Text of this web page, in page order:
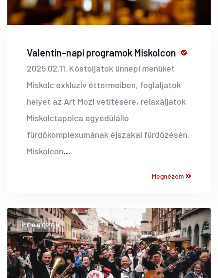
Valentin-napi programok Miskolcon
2025.02.11. Kóstoljatok ünnepi menüket
Miskolc exkluzív éttermeiben, foglaljatok
helyet az Art Mozi vetítésére, relaxáljatok
Miskolctapolca egyedülálló
fürdőkomplexumának éjszakai fürdőzésén.
Miskolcon...
Megnézem
MEGNÉZEM